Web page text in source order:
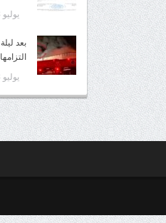
يوليو 18, 2026
بعد
يوليو 18, 2026